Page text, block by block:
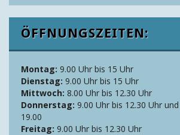
ÖFFNUNGSZEITEN:
Montag: 9.00 Uhr bis 15 Uhr
Dienstag: 9.00 Uhr bis 15 Uhr
Mittwoch: 8.00 Uhr bis 12.30 Uhr
Donnerstag: 9.00 Uhr bis 12.30 Uhr
19.00
Freitag: 9.00 Uhr bis 12.30 Uhr